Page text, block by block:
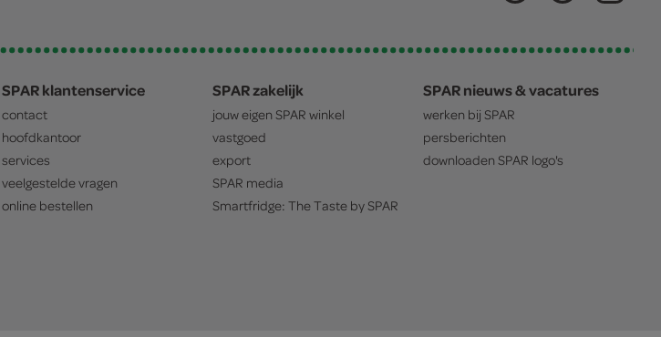
SPAR klantenservice
contact
hoofdkantoor
services
veelgestelde vragen
online bestellen
SPAR zakelijk
jouw eigen SPAR winkel
vastgoed
export
SPAR media
Smartfridge: The Taste bySPAR
SPAR nieuws & vacatures
werken bij SPAR
persberichten
downloaden SPAR logo's